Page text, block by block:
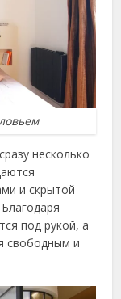
несколько
и скрытой
под рукой, а
свободным и